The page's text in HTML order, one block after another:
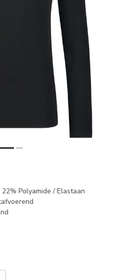
Polyamide / Elastaan